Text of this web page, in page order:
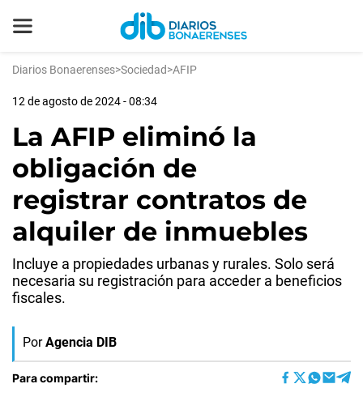
Diarios Bonaerenses>Sociedad>AFIP
12 de agosto de 2024 - 08:34
La AFIP eliminó la
obligación de
registrar contratos de
alquiler de inmuebles
Incluye a propiedades urbanas y rurales. Solo será
necesaria su registración para acceder a beneficios
fiscales.
Por Agencia DIB
Para compartir: